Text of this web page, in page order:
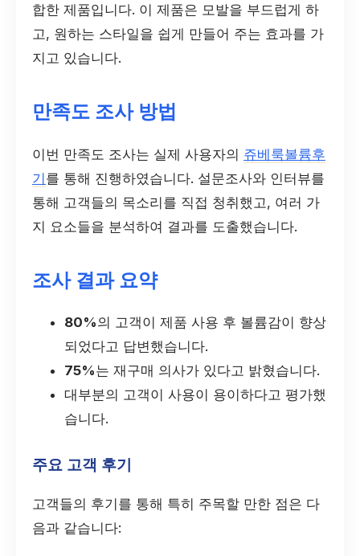
합한 제품입니다. 이 제품은 모발을 부드럽게 하
고, 원하는 스타일을 쉽게 만들어 주는 효과를 가
지고 있습니다.
만족도 조사 방법
이번 만족도 조사는 실제 사용자의 쥬베룩볼륨후
기를 통해 진행하였습니다. 설문조사와 인터뷰를
통해 고객들의 목소리를 직접 청취했고, 여러 가
지 요소들을 분석하여 결과를 도출했습니다.
조사 결과 요약
80%의 고객이 제품 사용 후 볼륨감이 향상
되었다고 답변했습니다.
75%는 재구매 의사가 있다고 밝혔습니다.
대부분의 고객이 사용이 용이하다고 평가했
습니다.
주요 고객 후기
고객들의 후기를 통해 특히 주목할 만한 점은 다
음과 같습니다: